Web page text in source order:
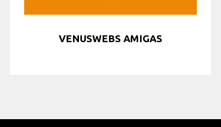
VENUSWEBS AMIGAS